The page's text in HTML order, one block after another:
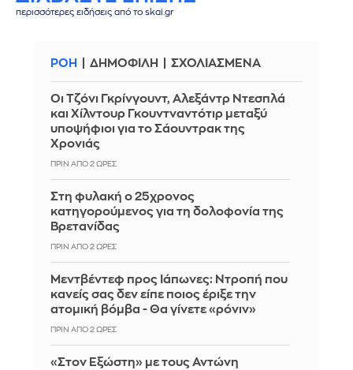
περισσότερες ειδήσεις από το skai.gr
ΡΟΗ ΔΗΜΟΦΙΛΗ ΣΧΟΛΙΑΣΜΕΝΑ
Οι Τζόνι Γκρίνγουντ, Αλεξάντρ Ντεσπλά
και Χίλντουρ Γκουντναντότιρ μεταξύ
υποψήφιοι για το Σάουντρακ της
Χρονιάς
ΠΡΙΝ ΑΠΌ 2 ΏΡΕΣ
Στη φυλακή ο 25χρονος
κατηγορούμενος για τη δολοφονία της
Βρετανίδας
ΠΡΙΝ ΑΠΌ 2 ΏΡΕΣ
Μεντβέντεφ προς Ιάπωνες: Ντροπή που
κανείς σας δεν είπε ποιος έριξε την
ατομική βόμβα - Θα γίνετε «ρόνιν»
ΠΡΙΝ ΑΠΌ 2 ΏΡΕΣ
«Στον Εξώστη» με τους Αντώνη